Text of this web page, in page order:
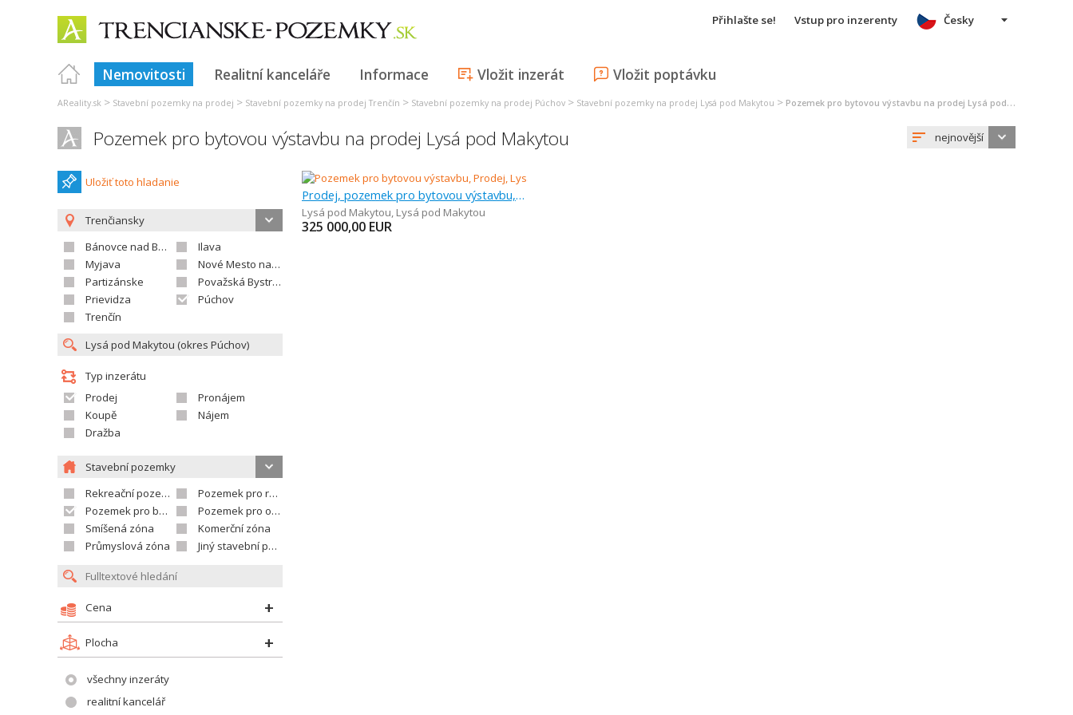
Přihlašte se! Vstup pro inzerenty
Nemovitosti Realitní kanceláře Informace Vložit inzerát Vložit poptávku
Česky
AReality.sk > Stavební pozemky na prodej > Stavební pozemky na prodej Trenčín > Stavební pozemky na prodej Púchov > Stavební pozemky na prodej Lysá pod Makytou > Pozemek pro bytovou výstavbu na prodej Lysá pod Makytou
Pozemek pro bytovou výstavbu na prodej Lysá pod Makytou nejnovější
Uložiť toto hladanie
Trenčiansky
Bánovce nad Bebravou
Ilava
Myjava
Nové Mesto nad Váhom
Partizánske
Považská Bystrica
Prievidza
Púchov
Trenčín
Typ inzerátu
Prodej
Pronájem
Koupě
Nájem
Dražba
Stavební pozemky
Rekreační pozemek
Pozemek pro rodinné domy
Pozemek pro bytovou výstavbu
Pozemek pro občanskou vybavenost
Smíšená zóna
Komerční zóna
Průmyslová zóna
Jiný stavební pozemek
Cena
Plocha
všechny inzeráty
realitní kancelář
Prodej, pozemek pro bytovou výstavbu, 14 769 m
Lysá pod Makytou, Lysá pod Makytou
325 000,00 EUR